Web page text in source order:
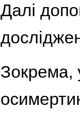
Далі
Зокрема,